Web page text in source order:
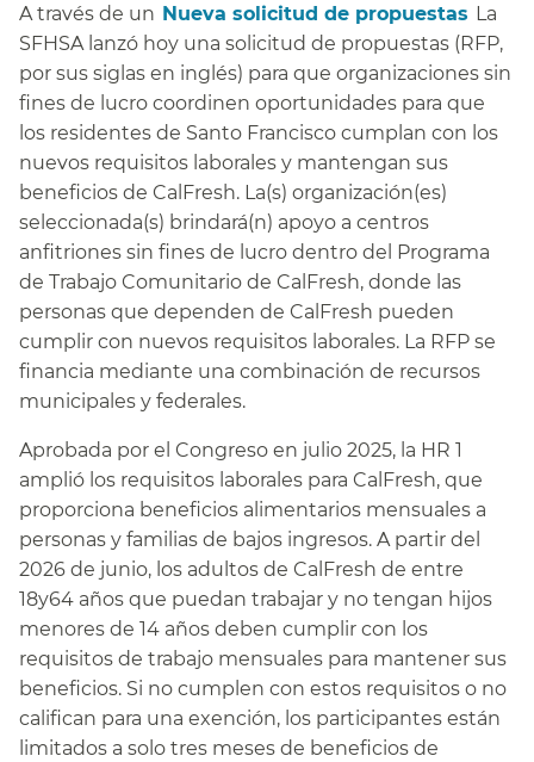
A través de un​​ Nueva solicitud de propuestas​​ La
SFHSA lanzó hoy una solicitud de propuestas (RFP,
por sus siglas en inglés) para que organizaciones sin
fines de lucro coordinen oportunidades para que
los residentes de Santo Francisco cumplan con los
nuevos requisitos laborales y mantengan sus
beneficios de CalFresh. La(s) organización(es)
seleccionada(s) brindará(n) apoyo a centros
anfitriones sin fines de lucro dentro del Programa
de Trabajo Comunitario de CalFresh, donde las
personas que dependen de CalFresh pueden
cumplir con nuevos requisitos laborales. La RFP se
financia mediante una combinación de recursos
municipales y federales.​​
Aprobada por el Congreso en julio 2025, la HR 1
amplió los requisitos laborales para CalFresh, que
proporciona beneficios alimentarios mensuales a
personas y familias de bajos ingresos. A partir del
2026 de junio, los adultos de CalFresh de entre
18y64 años que puedan trabajar y no tengan hijos
menores de 14 años deben cumplir con los
requisitos de trabajo mensuales para mantener sus
beneficios. Si no cumplen con estos requisitos o no
califican para una exención, los participantes están
limitados a solo tres meses de beneficios de